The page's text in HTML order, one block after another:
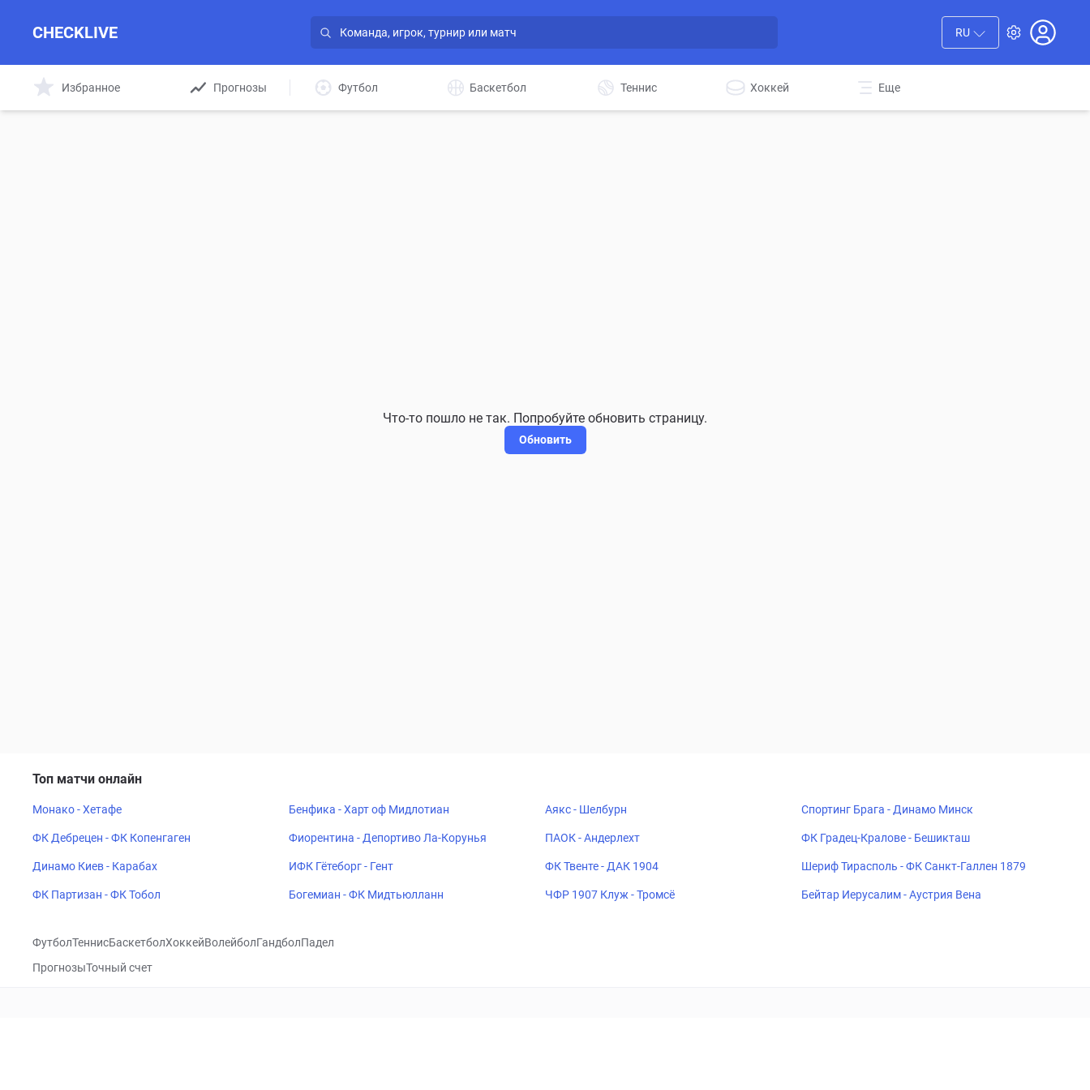
CHECKLIVE RU
Избранное Прогнозы Футбол Баскетбол Теннис Хоккей Еще
Что-то пошло не так. Попробуйте обновить страницу.
Обновить
Топ матчи онлайн
Монако - Хетафе Бенфика - Харт оф Мидлотиан Аякс - Шелбурн Спортинг Брага - Динамо Минск
ФК Дебрецен - ФК Копенгаген Фиорентина - Депортиво Ла-Корунья ПАОК - Андерлехт ФК Градец-Кралове - Бешикташ
Динамо Киев - Карабах ИФК Гётеборг - Гент ФК Твенте - ДАК 1904 Шериф Тирасполь - ФК Санкт-Галлен 1879
ФК Партизан - ФК Тобол Богемиан - ФК Мидтьюлланн ЧФР 1907 Клуж - Тромсё Бейтар Иерусалим - Аустрия Вена
ФутболТеннисБаскетболХоккейВолейболГандболПадел
ПрогнозыТочный счет